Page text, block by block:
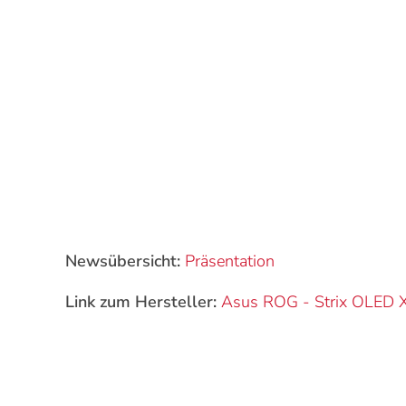
Newsübersicht: Präsentation
Link zum Hersteller: Asus ROG - Strix OLED